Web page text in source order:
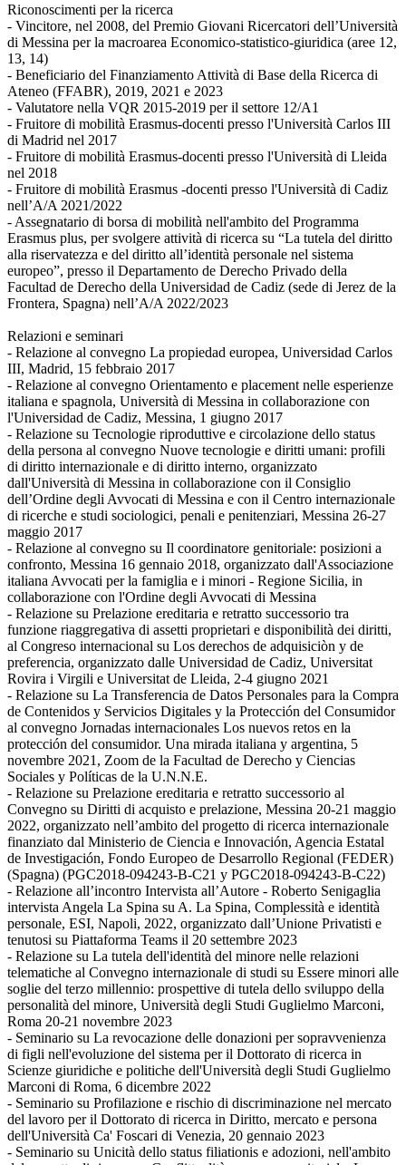
Riconoscimenti per la ricerca
- Vincitore, nel 2008, del Premio Giovani Ricercatori dell’Università
di Messina per la macroarea Economico-statistico-giuridica (aree 12,
13, 14)
- Beneficiario del Finanziamento Attività di Base della Ricerca di
Ateneo (FFABR), 2019, 2021 e 2023
- Valutatore nella VQR 2015-2019 per il settore 12/A1
- Fruitore di mobilità Erasmus-docenti presso l'Università Carlos III
di Madrid nel 2017
- Fruitore di mobilità Erasmus-docenti presso l'Università di Lleida
nel 2018
- Fruitore di mobilità Erasmus -docenti presso l'Università di Cadiz
nell’A/A 2021/2022
- Assegnatario di borsa di mobilità nell'ambito del Programma
Erasmus plus, per svolgere attività di ricerca su “La tutela del diritto
alla riservatezza e del diritto all’identità personale nel sistema
europeo”, presso il Departamento de Derecho Privado della
Facultad de Derecho della Universidad de Cadiz (sede di Jerez de la
Frontera, Spagna) nell’A/A 2022/2023
Relazioni e seminari
- Relazione al convegno La propiedad europea, Universidad Carlos
III, Madrid, 15 febbraio 2017
- Relazione al convegno Orientamento e placement nelle esperienze
italiana e spagnola, Università di Messina in collaborazione con
l'Universidad de Cadiz, Messina, 1 giugno 2017
- Relazione su Tecnologie riproduttive e circolazione dello status
della persona al convegno Nuove tecnologie e diritti umani: profili
di diritto internazionale e di diritto interno, organizzato
dall'Università di Messina in collaborazione con il Consiglio
dell’Ordine degli Avvocati di Messina e con il Centro internazionale
di ricerche e studi sociologici, penali e penitenziari, Messina 26-27
maggio 2017
- Relazione al convegno su Il coordinatore genitoriale: posizioni a
confronto, Messina 16 gennaio 2018, organizzato dall'Associazione
italiana Avvocati per la famiglia e i minori - Regione Sicilia, in
collaborazione con l'Ordine degli Avvocati di Messina
- Relazione su Prelazione ereditaria e retratto successorio tra
funzione riaggregativa di assetti proprietari e disponibilità dei diritti,
al Congreso internacional su Los derechos de adquisiciòn y de
preferencia, organizzato dalle Universidad de Cadiz, Universitat
Rovira i Virgili e Universitat de Lleida, 2-4 giugno 2021
- Relazione su La Transferencia de Datos Personales para la Compra
de Contenidos y Servicios Digitales y la Protección del Consumidor
al convegno Jornadas internacionales Los nuevos retos en la
protección del consumidor. Una mirada italiana y argentina, 5
novembre 2021, Zoom de la Facultad de Derecho y Ciencias
Sociales y Políticas de la U.N.N.E.
- Relazione su Prelazione ereditaria e retratto successorio al
Convegno su Diritti di acquisto e prelazione, Messina 20-21 maggio
2022, organizzato nell’ambito del progetto di ricerca internazionale
finanziato dal Ministerio de Ciencia e Innovación, Agencia Estatal
de Investigación, Fondo Europeo de Desarrollo Regional (FEDER)
(Spagna) (PGC2018-094243-B-C21 y PGC2018-094243-B-C22)
- Relazione all’incontro Intervista all’Autore - Roberto Senigaglia
intervista Angela La Spina su A. La Spina, Complessità e identità
personale, ESI, Napoli, 2022, organizzato dall’Unione Privatisti e
tenutosi su Piattaforma Teams il 20 settembre 2023
- Relazione su La tutela dell'identità del minore nelle relazioni
telematiche al Convegno internazionale di studi su Essere minori alle
soglie del terzo millennio: prospettive di tutela dello sviluppo della
personalità del minore, Università degli Studi Guglielmo Marconi,
Roma 20-21 novembre 2023
- Seminario su La revocazione delle donazioni per sopravvenienza
di figli nell'evoluzione del sistema per il Dottorato di ricerca in
Scienze giuridiche e politiche dell'Università degli Studi Guglielmo
Marconi di Roma, 6 dicembre 2022
- Seminario su Profilazione e rischio di discriminazione nel mercato
del lavoro per il Dottorato di ricerca in Diritto, mercato e persona
dell'Università Ca' Foscari di Venezia, 20 gennaio 2023
- Seminario su Unicità dello status filiationis e adozioni, nell'ambito